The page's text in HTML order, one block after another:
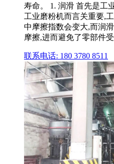
寿命。 1. 润滑 首先是工
工业磨粉机而言关重要,
中摩擦指数会变大,而润
摩擦,进而避免了零部件受
联系电话: 180 3780 8511